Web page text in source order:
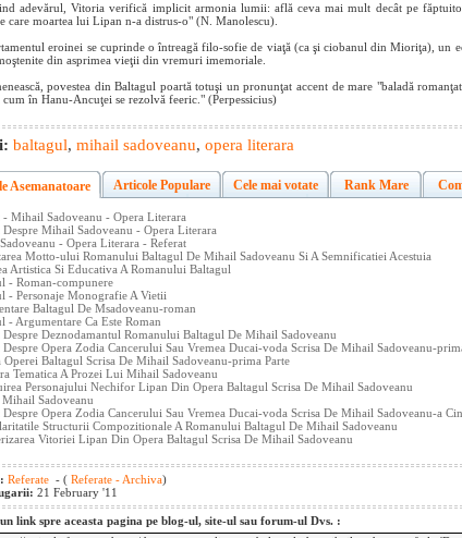
adevărul, Vitoria verifică implicit armonia lumii: află ceva mai mult decât pe
care moartea lui Lipan n-a distrus-o" (N. Manolescu).
eroinei se cuprinde o întreagă filo-sofie de viaţă (ca şi ciobanul din Mioriţa), un
din asprimea vieţii din vremuri imemoriale.
povestea din Baltagul poartă totuşi un pronunţat accent de mare "baladă
cum în Hanu-Ancuţei se rezolvă feeric." (Perpessicius)
baltagul, mihail sadoveanu, opera literara
Asemanatoare Articole Populare Cele mai votate Rank Mare
- Mihail Sadoveanu - Opera Literara
Despre Mihail Sadoveanu - Opera Literara
- Opera Literara - Referat
Motto-ului Romanului Baltagul De Mihail Sadoveanu Si A Semnificatiei Acestuia
Artistica Si Educativa A Romanului Baltagul
- Roman-compunere
- Personaje Monografie A Vietii
Baltagul De Msadoveanu-roman
- Argumentare Ca Este Roman
Despre Deznodamantul Romanului Baltagul De Mihail Sadoveanu
Despre Opera Zodia Cancerului Sau Vremea Ducai-voda Scrisa De Mihail Sadoveanu-
Operei Baltagul Scrisa De Mihail Sadoveanu-prima Parte
Tematica A Prozei Lui Mihail Sadoveanu
Personajului Nechifor Lipan Din Opera Baltagul Scrisa De Mihail Sadoveanu
Mihail Sadoveanu
Despre Opera Zodia Cancerului Sau Vremea Ducai-voda Scrisa De Mihail Sadoveanu-a
Structurii Compozitionale A Romanului Baltagul De Mihail Sadoveanu
Vitoriei Lipan Din Opera Baltagul Scrisa De Mihail Sadoveanu
Referate - ( Referate - Archiva)
21 February '11
link spre aceasta pagina pe blog-ul, site-ul sau forum-ul Dvs. :